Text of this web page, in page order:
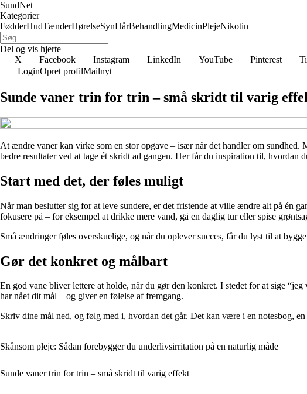
SundNet
Kategorier
FødderHudTænderHørelseSynHårBehandlingMedicinPlejeNikotin
Del og vis hjerte
X
Facebook Instagram LinkedIn YouTube Pinterest
LoginOpret profilMailnyt
Sunde vaner trin for trin – små skridt til varig
At ændre vaner kan virke som en stor opgave – især når det handler om
bedre resultater ved at tage ét skridt ad gangen. Her får du inspiration til,
Start med det, der føles muligt
Når man beslutter sig for at leve sundere, er det fristende at ville ændre alt på én
fokusere på – for eksempel at drikke mere vand, gå en daglig tur eller spise
Små ændringer føles overskuelige, og når du oplever succes, får du lyst til at
Gør det konkret og målbart
En god vane bliver lettere at holde, når du gør den konkret. I stedet for at sige
har nået dit mål – og giver en følelse af fremgang.
Skriv dine mål ned, og følg med i, hvordan det går. Det kan være i en notesbog,
Skånsom pleje: Sådan forebygger du underlivsirritation på en naturlig måde
Sunde vaner trin for trin – små skridt til varig effekt